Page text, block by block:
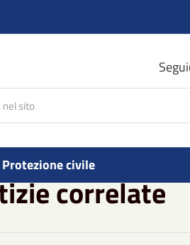
Protezione civile
correlate